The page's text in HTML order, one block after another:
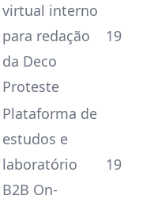
virtual interno
para redação
da Deco
Proteste
19
Plataforma de
estudos e
laboratório
B2B On-
19